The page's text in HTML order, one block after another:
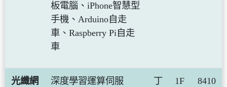
板電腦、iPhone智慧型
手機、Arduino自走
車、Raspberry Pi自走
車
光纖網
深度學習運算伺服
丁
1F 8410